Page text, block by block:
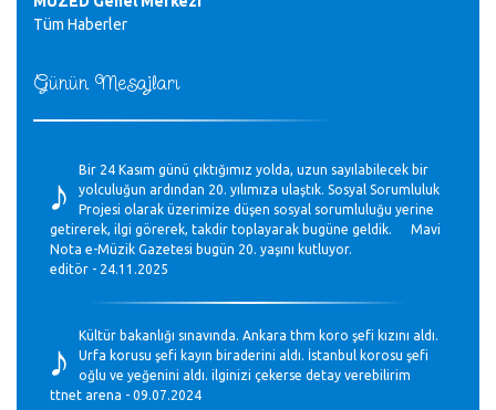
Günün Mesajları
♪
Bir 24 Kasım günü çıktığımız yolda, uzun sayılabilecek bir
yolculuğun ardından 20. yılımıza ulaştık. Sosyal Sorumluluk
Projesi olarak üzerimize düşen sosyal sorumluluğu yerine
getirerek, ilgi görerek, takdir toplayarak bugüne geldik. Mavi
Nota e-Müzik Gazetesi bugün 20. yaşını kutluyor.
editör - 24.11.2025
♪
Kültür bakanlığı sınavında. Ankara thm koro şefi kızını aldı.
Urfa korusu şefi kayın biraderini aldı. İstanbul korosu şefi
oğlu ve yeğenini aldı. ilginizi çekerse detay verebilirim
ttnet arena - 09.07.2024
Tüm Haberler